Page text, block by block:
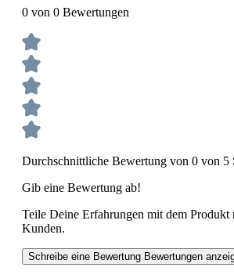
0 von 0 Bewertungen
Durchschnittliche Bewertung von 0 von 5
Gib eine Bewertung ab!
Teile Deine Erfahrungen mit dem Produkt
Kunden.
Schreibe eine Bewertung Bewertungen